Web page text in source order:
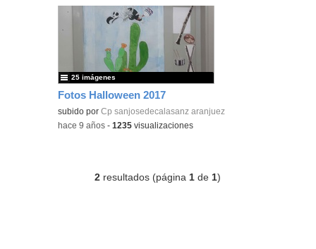
Fotos Halloween 2017
subido porCp sanjosedecalasanz aranjuez
25 imágenes
-hace 9 años -1235 visualizaciones
2 resultados (página 1 de 1)